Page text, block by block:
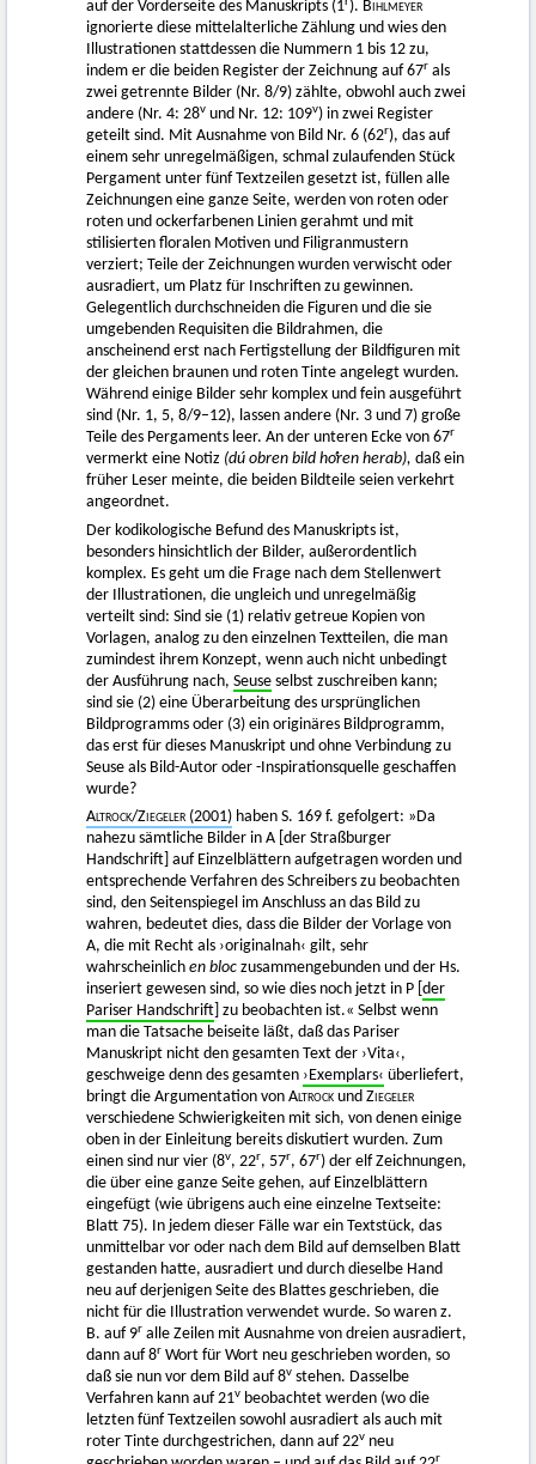
auf der Vorderseite des Manuskripts (1 ). Bihlmeyer
ignorierte diese mittelalterliche Zählung und wies den
Illustrationen stattdessen die Nummern 1 bis 12 zu,
indem er die beiden Register der Zeichnung auf 67r als
zwei getrennte Bilder (Nr. 8/9) zählte, obwohl auch zwei
andere (Nr. 4: 28v und Nr. 12: 109v) in zwei Register
geteilt sind. Mit Ausnahme von Bild Nr. 6 (62r), das auf
einem sehr unregelmäßigen, schmal zulaufenden Stück
Pergament unter fünf Textzeilen gesetzt ist, füllen alle
Zeichnungen eine ganze Seite, werden von roten oder
roten und ockerfarbenen Linien gerahmt und mit
stilisierten floralen Motiven und Filigranmustern
verziert; Teile der Zeichnungen wurden verwischt oder
ausradiert, um Platz für Inschriften zu gewinnen.
Gelegentlich durchschneiden die Figuren und die sie
umgebenden Requisiten die Bildrahmen, die
anscheinend erst nach Fertigstellung der Bildfiguren mit
der gleichen braunen und roten Tinte angelegt wurden.
Während einige Bilder sehr komplex und fein ausgeführt
sind (Nr. 1, 5, 8/9–12), lassen andere (Nr. 3 und 7) große
Teile des Pergaments leer. An der unteren Ecke von 67r
vermerkt eine Notiz (dú obren bild hoͤren herab), daß ein
früher Leser meinte, die beiden Bildteile seien verkehrt
angeordnet.
Der kodikologische Befund des Manuskripts ist,
besonders hinsichtlich der Bilder, außerordentlich
komplex. Es geht um die Frage nach dem Stellenwert
der Illustrationen, die ungleich und unregelmäßig
verteilt sind: Sind sie (1) relativ getreue Kopien von
Vorlagen, analog zu den einzelnen Textteilen, die man
zumindest ihrem Konzept, wenn auch nicht unbedingt
der Ausführung nach, Seuse selbst zuschreiben kann;
sind sie (2) eine Überarbeitung des ursprünglichen
Bildprogramms oder (3) ein originäres Bildprogramm,
das erst für dieses Manuskript und ohne Verbindung zu
Seuse als Bild-Autor oder -Inspirationsquelle geschaffen
wurde?
Altrock/Ziegeler (2001) haben S. 169 f. gefolgert: »Da
nahezu sämtliche Bilder in A [der Straßburger
Handschrift] auf Einzelblättern aufgetragen worden und
entsprechende Verfahren des Schreibers zu beobachten
sind, den Seitenspiegel im Anschluss an das Bild zu
wahren, bedeutet dies, dass die Bilder der Vorlage von
A, die mit Recht als ›originalnah‹ gilt, sehr
wahrscheinlich en bloc zusammengebunden und der Hs.
inseriert gewesen sind, so wie dies noch jetzt in P [ der
Pariser Handschrift ] zu beobachten ist.« Selbst wenn
man die Tatsache beiseite läßt, daß das Pariser
Manuskript nicht den gesamten Text der ›Vita‹,
geschweige denn des gesamten ›Exemplars‹ überliefert,
bringt die Argumentation von Altrock und Ziegeler
verschiedene Schwierigkeiten mit sich, von denen einige
oben in der Einleitung bereits diskutiert wurden. Zum
einen sind nur vier (8v, 22r, 57r, 67r) der elf Zeichnungen,
die über eine ganze Seite gehen, auf Einzelblättern
eingefügt (wie übrigens auch eine einzelne Textseite:
Blatt 75). In jedem dieser Fälle war ein Textstück, das
unmittelbar vor oder nach dem Bild auf demselben Blatt
gestanden hatte, ausradiert und durch dieselbe Hand
neu auf derjenigen Seite des Blattes geschrieben, die
nicht für die Illustration verwendet wurde. So waren z.
B. auf 9r alle Zeilen mit Ausnahme von dreien ausradiert,
dann auf 8r Wort für Wort neu geschrieben worden, so
daß sie nun vor dem Bild auf 8v stehen. Dasselbe
Verfahren kann auf 21v beobachtet werden (wo die
letzten fünf Textzeilen sowohl ausradiert als auch mit
roter Tinte durchgestrichen, dann auf 22v neu
r